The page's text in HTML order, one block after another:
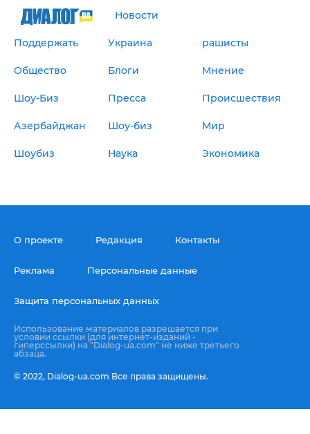
Новости
Поддержать Украина рашисты
Общество Блоги Мнение
Шоу-Биз Пресса Происшествия
Азербайджан Шоу-биз Мир
Шоубиз Наука Экономика
О проекте Редакция Контакты
Реклама Персональные данные
Защита персональных данных
Использование материалов разрешается при
условии ссылки (для интернет-изданий -
гиперссылки) на "Dialog-ua.com" не ниже третьего
абзаца.
© 2022, Dialog-ua.сom Все права защищены.